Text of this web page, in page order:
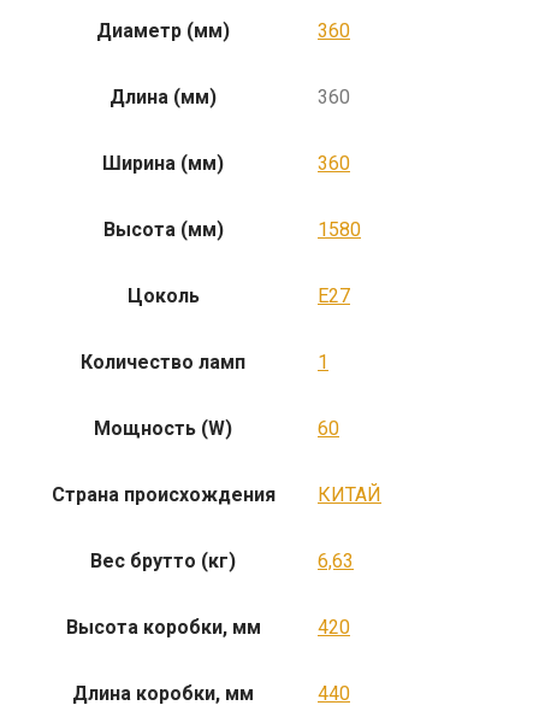
Диаметр (мм) 360
Длина (мм) 360
Ширина (мм) 360
Высота (мм) 1580
Цоколь E27
Количество ламп 1
Мощность (W) 60
Страна происхождения КИТАЙ
Вес брутто (кг) 6,63
Высота коробки, мм 420
Длина коробки, мм 440